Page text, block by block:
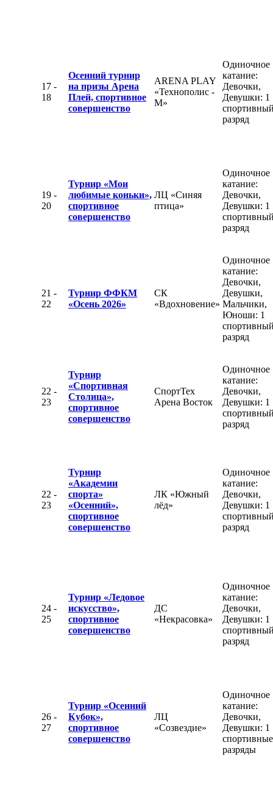
17 -
18
Осенний турнир
на призы Арена
Плей, спортивное
совершенство
ARENA PLAY
«Технополис -
М»
Одиночное
катание:
Девочки,
Девушки: 1
разряд
19 -
20
Турнир «Мои
любимые коньки»,
спортивное
совершенство
ЛЦ «Синяя
птица»
Одиночное
катание:
Девочки,
Девушки: 1
разряд
21 -
22
Турнир ФФКМ
«Осень 2026»
СК
«Вдохновение»
Одиночное
катание:
Девочки,
Девушки,
Мальчики,
Юноши: 1
разряд
22 -
23
Турнир
«Спортивная
Столица»,
спортивное
совершенство
СпортТех
Арена Восток
Одиночное
катание:
Девочки,
Девушки: 1
разряд
22 -
23
Турнир
«Академии
спорта»
«Осенний»,
спортивное
совершенство
ЛК «Южный
лёд»
Одиночное
катание:
Девочки,
Девушки: 1
разряд
24 -
25
Турнир «Ледовое
искусство»,
спортивное
совершенство
ДС
«Некрасовка»
Одиночное
катание:
Девочки,
Девушки: 1
разряд
26 -
27
Турнир «Осенний
Кубок»,
спортивное
совершенство
ЛЦ
«Созвездие»
Одиночное
катание:
Девочки,
Девушки: 1
спортивные
разряды